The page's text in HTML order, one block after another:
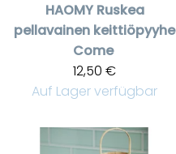
HAOMY Ruskea
pellavainen keittiöpyyhe
Come
12,50 €
Auf Lager verfügbar